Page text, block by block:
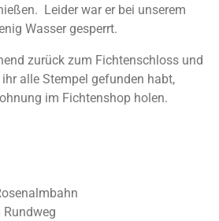
Leider war er bei unserem
Wasser gesperrt.
zurück zum Fichtenschloss und
alle Stempel gefunden habt,
im Fichtenshop holen.
Rundweg